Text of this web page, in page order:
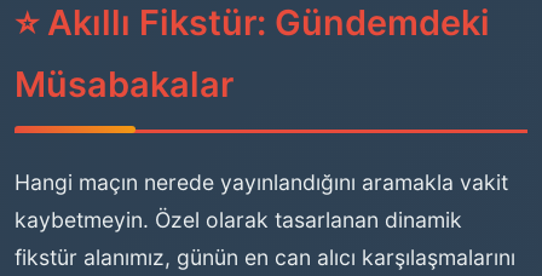
⭐ Akıllı Fikstür: Gündemdeki
Müsabakalar
Hangi maçın nerede yayınlandığını aramakla vakit
kaybetmeyin. Özel olarak tasarlanan dinamik
fikstür alanımız, günün en can alıcı karşılaşmalarını